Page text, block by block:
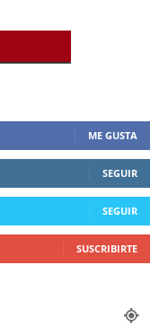
ME GUSTA
SEGUIR
SEGUIR
SUSCRIBIRTE